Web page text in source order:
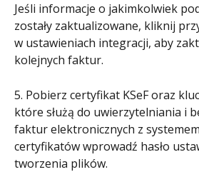
Jeśli informacje o jakimkolwiek
zostały zaktualizowane, kliknij
w ustawieniach integracji, aby
kolejnych faktur.
5. Pobierz certyfikat KSeF oraz
które służą do uwierzytelniania i
faktur elektronicznych z
certyfikatów wprowadź hasło
tworzenia plików.